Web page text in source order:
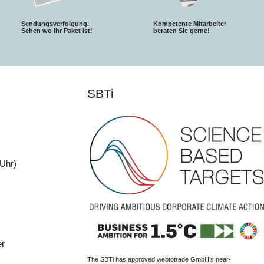
Sendungsverfolgung.
Sehen wo Ihr Paket ist!
Kompetente Mitarbeiter
beraten Sie gerne!
SBTi
The SBTi has approved webtotrade GmbH’s near-